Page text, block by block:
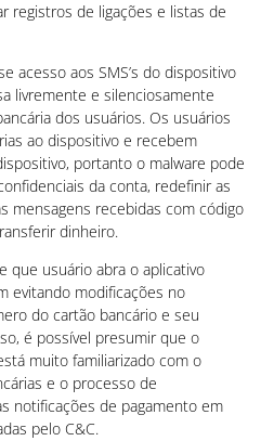
registros de ligações e listas de
acesso aos SMS’s do dispositivo
livremente e silenciosamente
dos usuários. Os usuários
ao dispositivo e recebem
portanto o malware pode
da conta, redefinir as
mensagens recebidas com código
dinheiro.
que usuário abra o aplicativo
evitando modificações no
do cartão bancário e seu
é possível presumir que o
muito familiarizado com o
e o processo de
notificações de pagamento em
pelo C&C.